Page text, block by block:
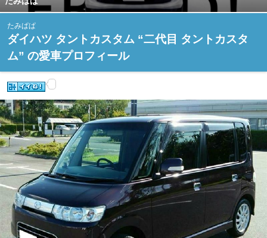
たみぱぱ
ダイハツ タントカスタム “二代目 タントカスタ
ム” の愛車プロフィール